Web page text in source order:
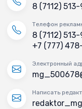
8 (7112)
Телефон
8 (7112)
+7 (777)
Электронный
Написать